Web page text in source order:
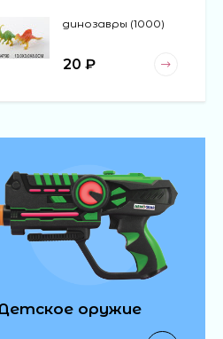
динозавры (1000)
20 ₽
оружие